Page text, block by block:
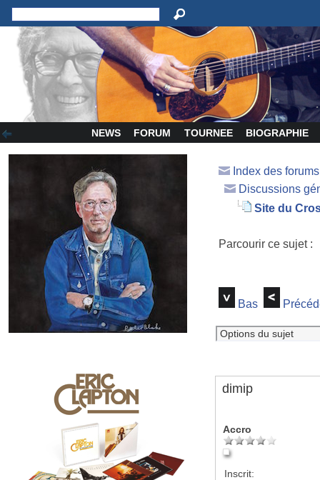
NEWS FORUM TOURNEE BIOGRAPHIE
Index des
Discussions
Site du
Parcourir ce sujet
Bas
dimip
Accro
Inscrit: